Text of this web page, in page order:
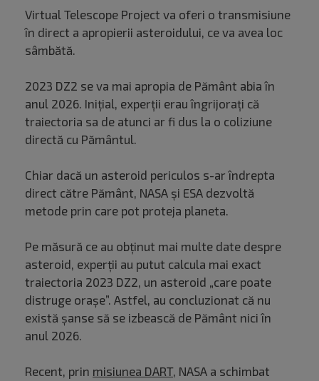
Virtual Telescope Project va oferi o transmisiune
în direct a apropierii asteroidului, ce va avea loc
sâmbătă.
2023 DZ2 se va mai apropia de Pământ abia în
anul 2026. Inițial, experții erau îngrijorați că
traiectoria sa de atunci ar fi dus la o coliziune
directă cu Pământul.
Chiar dacă un asteroid periculos s-ar îndrepta
direct către Pământ, NASA și ESA dezvoltă
metode prin care pot proteja planeta.
Pe măsură ce au obținut mai multe date despre
asteroid, experții au putut calcula mai exact
traiectoria 2023 DZ2, un asteroid „care poate
distruge orașe”. Astfel, au concluzionat că nu
există șanse să se izbească de Pământ nici în
anul 2026.
Recent, prin misiunea DART, NASA a schimbat